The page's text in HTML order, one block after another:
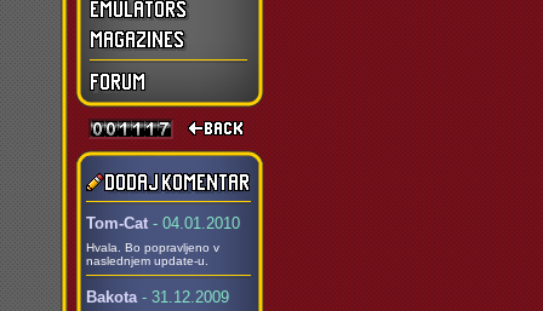
Tom-Cat - 04.01.2010
Hvala. Bo popravljeno v
naslednjem update-u.
Bakota - 31.12.2009